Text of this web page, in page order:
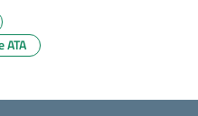
ATA